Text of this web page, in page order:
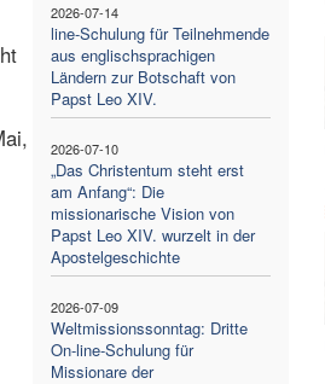
2026-07-14
line-Schulung für Teilnehmende
aus englischsprachigen
Ländern zur Botschaft von
Papst Leo XIV.
2026-07-10
„Das Christentum steht erst
am Anfang“: Die
missionarische Vision von
Papst Leo XIV. wurzelt in der
Apostelgeschichte
2026-07-09
Weltmissionssonntag: Dritte
On-line-Schulung für
Missionare der